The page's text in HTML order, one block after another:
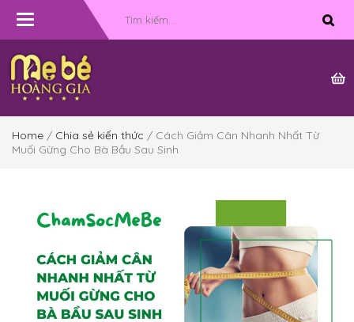
Toggle
Home / Chia sẻ kiến thức / Cách Giảm Cân Nhanh Nhất Từ
Muối Gừng Cho Bà Bầu Sau Sinh